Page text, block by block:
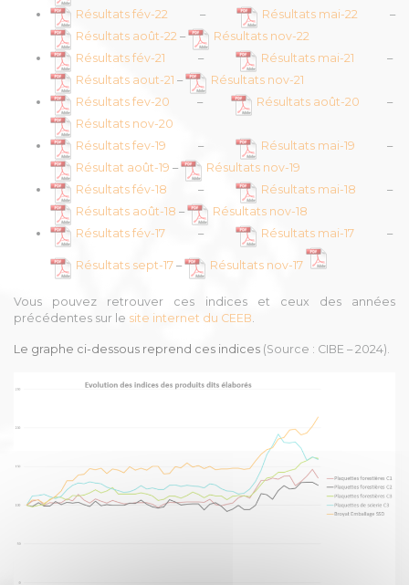
Résultats fév-22 – Résultats mai-22 –
Résultats août-22 –
Résultats nov-22
Résultats fév-21 – Résultats mai-21 –
Résultats aout-21 –
Résultats nov-21
Résultats fev-20 – Résultats août-20 –
Résultats nov-20
Résultats fev-19 – Résultats mai-19 –
Résultat août-19 –
Résultats nov-19
Résultats fév-18 – Résultats mai-18 –
Résultats août-18 –
Résultats nov-18
Résultats fév-17 – Résultats mai-17 –
Résultats sept-17 – Résultats nov-17
Vous pouvez retrouver ces indices et ceux des années
précédentes sur le site internet du CEEB.
Le graphe ci-dessous reprend ces indices (Source : CIBE – 2024).